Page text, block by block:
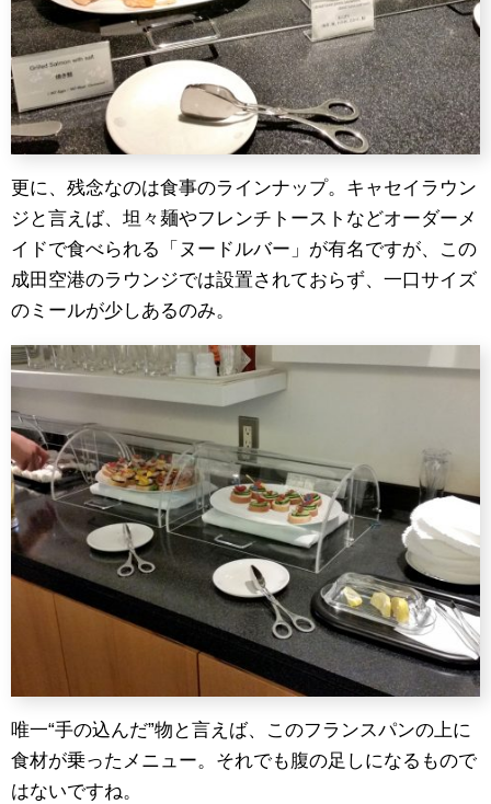
更に、残念なのは食事のラインナップ。キャセイラウン
ジと言えば、坦々麺やフレンチトーストなどオーダーメ
イドで食べられる「ヌードルバー」が有名ですが、この
成田空港のラウンジでは設置されておらず、一口サイズ
のミールが少しあるのみ。
唯一“手の込んだ”物と言えば、このフランスパンの上に
食材が乗ったメニュー。それでも腹の足しになるもので
はないですね。